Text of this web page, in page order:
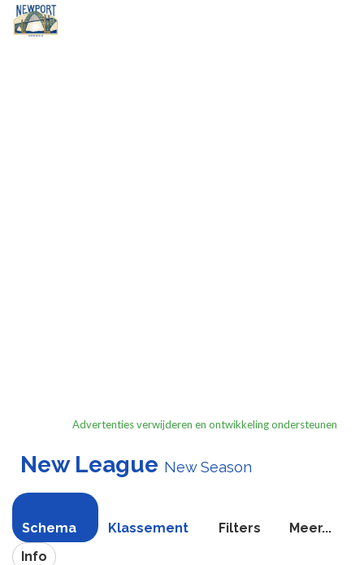
Advertenties verwijderen en ontwikkeling ondersteunen
New League New Season
Schema Klassement Filters
Meer...
Info